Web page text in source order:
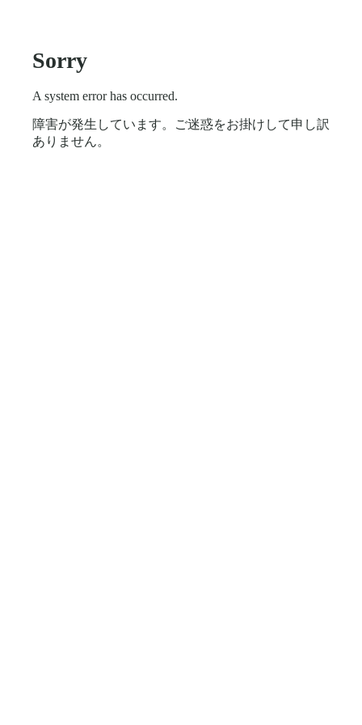
Sorry
A system error has occurred.
障害が発生しています。ご迷惑をお掛けして申し訳
ありません。